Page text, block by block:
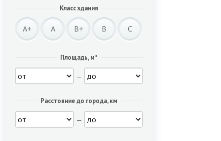
Класс здания
A+ A B+ B C
Площадь, м²
—
Расстояние до города, км
—